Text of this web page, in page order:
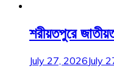
শরীয়তপুরে
July 27, 2026July